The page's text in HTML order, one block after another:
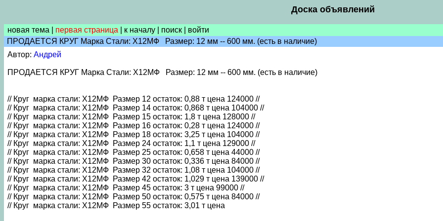
Доска объявлений
новая тема первая страница к началу поиск войти
ПРОДАЕТСЯ КРУГ Марка Стали: Х12МФ Размер: 12 мм -- 600 мм. (есть в наличие)
Автор: Андрей
ПРОДАЕТСЯ КРУГ Марка Стали: Х12МФ Размер: 12 мм -- 600 мм. (есть в наличие)
// Круг марка стали: Х12МФ Размер 12 остаток: 0,88 т цена 124000 //
// Круг марка стали: Х12МФ Размер 14 остаток: 0,868 т цена 104000 //
// Круг марка стали: Х12МФ Размер 15 остаток: 1,8 т цена 128000 //
// Круг марка стали: Х12МФ Размер 16 остаток: 0,28 т цена 124000 //
// Круг марка стали: Х12МФ Размер 18 остаток: 3,25 т цена 104000 //
// Круг марка стали: Х12МФ Размер 24 остаток: 1,1 т цена 129000 //
// Круг марка стали: Х12МФ Размер 25 остаток: 0,658 т цена 44000 //
// Круг марка стали: Х12МФ Размер 30 остаток: 0,336 т цена 84000 //
// Круг марка стали: Х12МФ Размер 32 остаток: 1,08 т цена 104000 //
// Круг марка стали: Х12МФ Размер 42 остаток: 1,029 т цена 139000 //
// Круг марка стали: Х12МФ Размер 45 остаток: 3 т цена 99000 //
// Круг марка стали: Х12МФ Размер 50 остаток: 0,575 т цена 84000 //
// Круг марка стали: Х12МФ Размер 55 остаток: 3,01 т цена